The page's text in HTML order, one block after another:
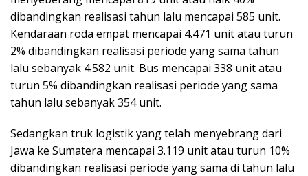
dibandingkan realisasi tahun lalu mencapai 585 unit.
Kendaraan roda empat mencapai 4.471 unit atau turun
2% dibandingkan realisasi periode yang sama tahun
lalu sebanyak 4.582 unit. Bus mencapai 338 unit atau
turun 5% dibandingkan realisasi periode yang sama
tahun lalu sebanyak 354 unit.
Sedangkan truk logistik yang telah menyebrang dari
Jawa ke Sumatera mencapai 3.119 unit atau turun 10%
dibandingkan realisasi periode yang sama di tahun lalu